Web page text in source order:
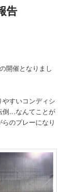
告
開催となりまし
すいコンディシ
倒…なんてことが
のプレーになり